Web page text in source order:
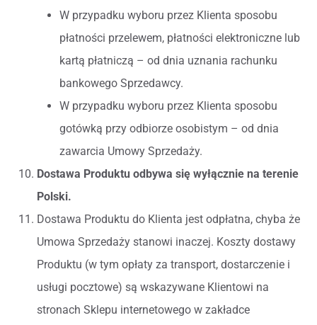
W przypadku wyboru przez Klienta sposobu
płatności przelewem, płatności elektroniczne lub
kartą płatniczą – od dnia uznania rachunku
bankowego Sprzedawcy.
W przypadku wyboru przez Klienta sposobu
gotówką przy odbiorze osobistym – od dnia
zawarcia Umowy Sprzedaży.
Dostawa Produktu odbywa się wyłącznie na terenie
Polski.
Dostawa Produktu do Klienta jest odpłatna, chyba że
Umowa Sprzedaży stanowi inaczej. Koszty dostawy
Produktu (w tym opłaty za transport, dostarczenie i
usługi pocztowe) są wskazywane Klientowi na
stronach Sklepu internetowego w zakładce